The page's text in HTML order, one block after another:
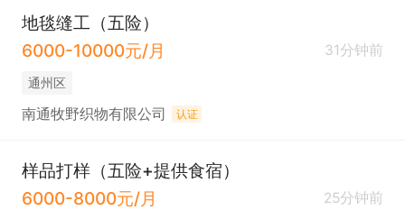
地毯缝工（五险）
6000-10000元/月
31分钟前
通州区
南通牧野织物有限公司 认证
样品打样（五险+提供食宿）
6000-8000元/月
25分钟前